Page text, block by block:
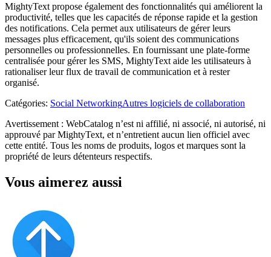
MightyText propose également des fonctionnalités qui améliorent la
productivité, telles que les capacités de réponse rapide et la gestion
des notifications. Cela permet aux utilisateurs de gérer leurs
messages plus efficacement, qu'ils soient des communications
personnelles ou professionnelles. En fournissant une plate-forme
centralisée pour gérer les SMS, MightyText aide les utilisateurs à
rationaliser leur flux de travail de communication et à rester
organisé.
Catégories: Social NetworkingAutres logiciels de collaboration
Avertissement : WebCatalog n’est ni affilié, ni associé, ni autorisé, ni
approuvé par MightyText, et n’entretient aucun lien officiel avec
cette entité. Tous les noms de produits, logos et marques sont la
propriété de leurs détenteurs respectifs.
Vous aimerez aussi